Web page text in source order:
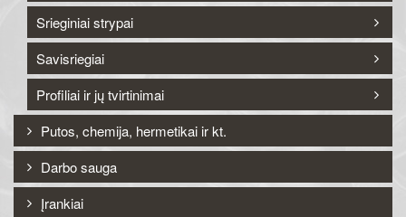
Srieginiai strypai
Savisriegiai
Profiliai ir jų tvirtinimai
Putos, chemija, hermetikai ir kt.
Darbo sauga
Įrankiai